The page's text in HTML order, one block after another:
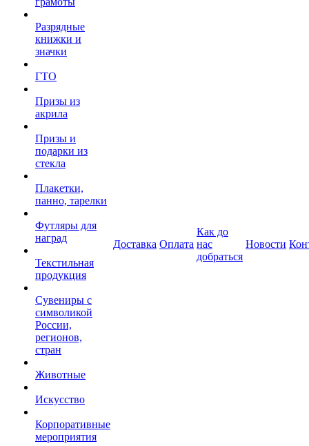
Разрядные
книжки и
значки
ГТО
Призы из
акрила
Призы и
подарки из
стекла
Плакетки,
панно, тарелки
Футляры для
наград
Текстильная
продукция
Сувениры с
символикой
России,
регионов,
стран
Животные
Искусство
Корпоративные
мероприятия
Доставка Оплата
Как до
нас
добраться
Новости